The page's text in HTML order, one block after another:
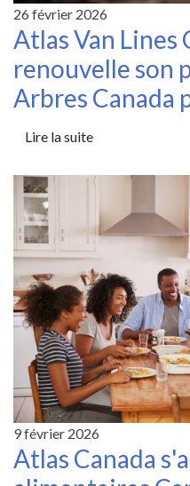
26 février 2026
Atlas Van Lines
renouvelle son
Arbres Canada
Lire la suite
9 février 2026
Atlas Canada